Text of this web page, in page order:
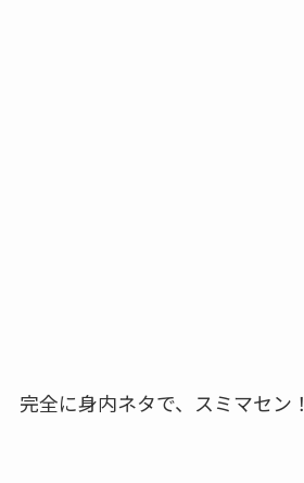
完全に身内ネタで、スミマセン！